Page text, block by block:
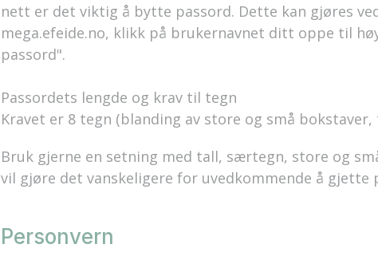
nett er det viktig å bytte passord. Dette kan gjøres
mega.efeide.no, klikk på brukernavnet ditt oppe til
passord".
Passordets lengde og krav til tegn
Kravet er 8 tegn (blanding av store og små
Bruk gjerne en setning med tall, særtegn, store og
vil gjøre det vanskeligere for uvedkommende å gjette
Personvern